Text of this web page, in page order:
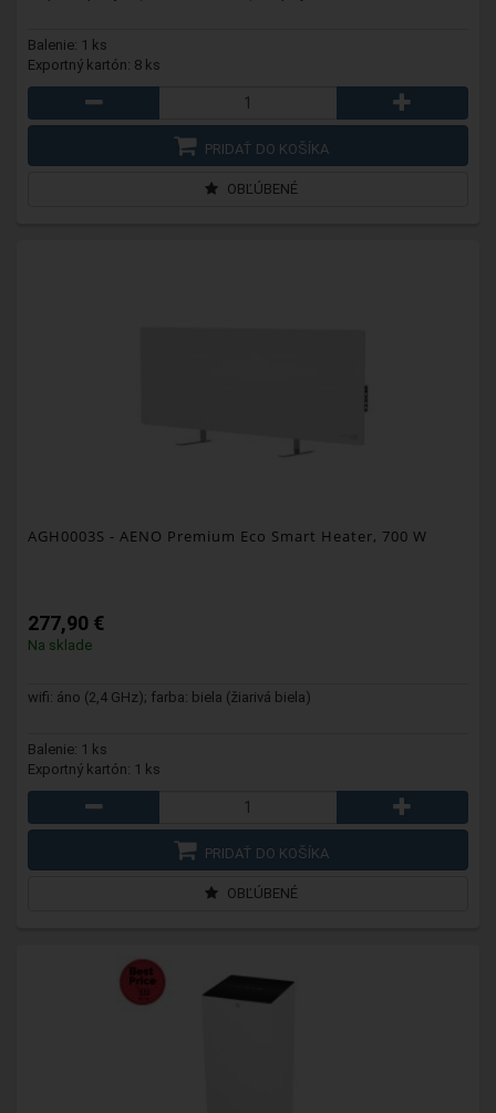
Balenie: 1 ks
Exportný kartón: 8 ks
PRIDAŤ DO KOŠÍKA
OBĽÚBENÉ
AGH0003S - AENO Premium Eco Smart Heater, 700 W
277,90 €
Na sklade
wifi: áno (2,4 GHz); farba: biela (žiarivá biela)
Balenie: 1 ks
Exportný kartón: 1 ks
PRIDAŤ DO KOŠÍKA
OBĽÚBENÉ